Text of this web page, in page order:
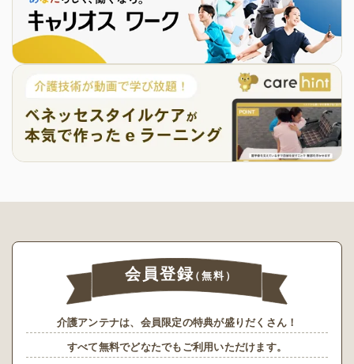
会員登録（無料）
介護アンテナは、会員限定の特典が盛りだくさん！
すべて無料でどなたでもご利用いただけます。